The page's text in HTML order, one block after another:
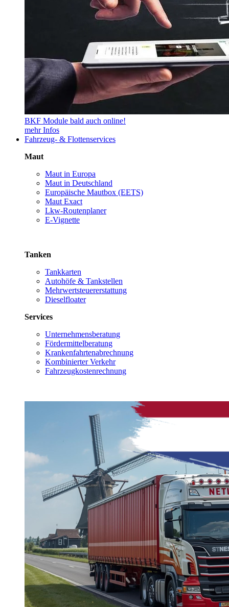
BKF Module bald auch online!
mehr Infos
Fahrzeug- & Flottenservices
Maut
Maut in Europa
Maut in Deutschland
Europäische Mautbox (EETS)
Maut Exact
Lkw-Routenplaner
E-Vignette
Tanken
Tankkarten
Autohöfe & Tankstellen
Mehrwertsteuererstattung
Dieselfloater
Services
Unternehmensberatung
Fördermittelberatung
Krankenfahrtenabrechnung
Kombinierter Verkehr
Fahrzeugkostenrechnung